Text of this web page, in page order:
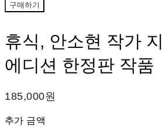
구매하기
휴식, 안소현 작가
에디션 한정판 작품
185,000원
추가 금액